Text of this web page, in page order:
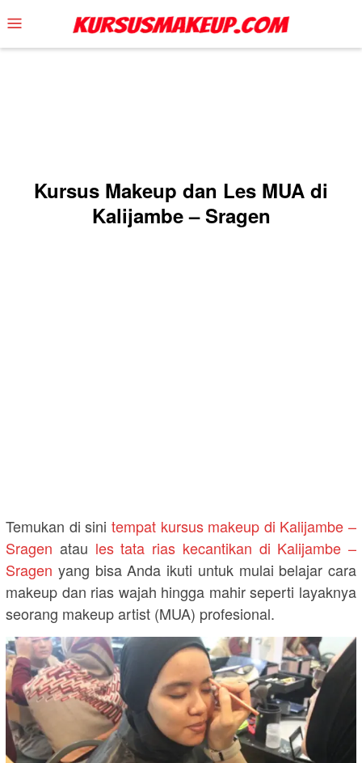
to
content
Mobile
Menu
Kursus Makeup dan Les MUA di
Kalijambe – Sragen
Temukan di sini tempat kursus makeup di Kalijambe –
Sragen atau les tata rias kecantikan di Kalijambe –
Sragen yang bisa Anda ikuti untuk mulai belajar cara
makeup dan rias wajah hingga mahir seperti layaknya
seorang makeup artist (MUA) profesional.